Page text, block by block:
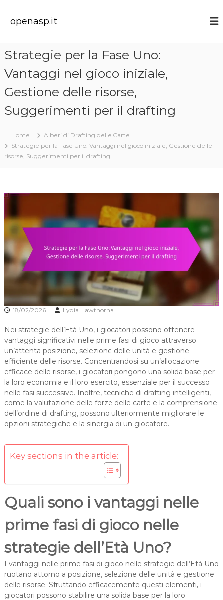
openasp.it
Strategie per la Fase Uno:
Vantaggi nel gioco iniziale,
Gestione delle risorse,
Suggerimenti per il drafting
Home
Alberi di Drafting delle Carte
Strategie per la Fase Uno: Vantaggi nel gioco iniziale, Gestione delle
risorse, Suggerimenti per il drafting
18/02/2026 Lydia Hawthorne
Nei strategie dell’Età Uno, i giocatori possono ottenere
vantaggi significativi nelle prime fasi di gioco attraverso
un’attenta posizione, selezione delle unità e gestione
efficiente delle risorse. Concentrandosi su un’allocazione
efficace delle risorse, i giocatori pongono una solida base per
la loro economia e il loro esercito, essenziale per il successo
nelle fasi successive. Inoltre, tecniche di drafting intelligenti,
come la valutazione delle forze delle carte e la comprensione
dell’ordine di drafting, possono ulteriormente migliorare le
opzioni strategiche e la sinergia di un giocatore.
Key sections in the article:
Quali sono i vantaggi nelle
prime fasi di gioco nelle
strategie dell’Età Uno?
I vantaggi nelle prime fasi di gioco nelle strategie dell’Età Uno
ruotano attorno a posizione, selezione delle unità e gestione
delle risorse. Sfruttando efficacemente questi elementi, i
giocatori possono stabilire una solida base per la loro